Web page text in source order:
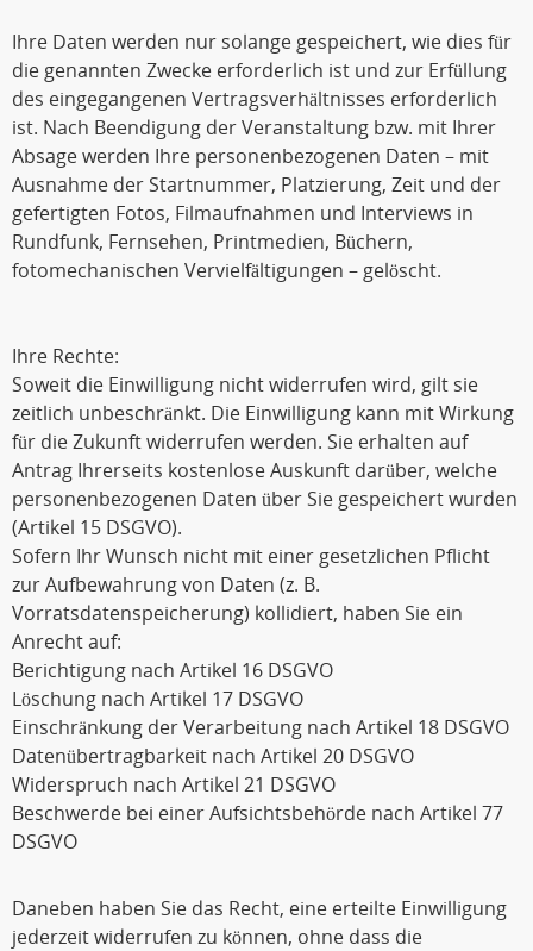
Ihre Daten werden nur solange gespeichert, wie dies für
die genannten Zwecke erforderlich ist und zur Erfüllung
des eingegangenen Vertragsverhältnisses erforderlich
ist. Nach Beendigung der Veranstaltung bzw. mit Ihrer
Absage werden Ihre personenbezogenen Daten – mit
Ausnahme der Startnummer, Platzierung, Zeit und der
gefertigten Fotos, Filmaufnahmen und Interviews in
Rundfunk, Fernsehen, Printmedien, Büchern,
fotomechanischen Vervielfältigungen – gelöscht.
Ihre Rechte:
Soweit die Einwilligung nicht widerrufen wird, gilt sie
zeitlich unbeschränkt. Die Einwilligung kann mit Wirkung
für die Zukunft widerrufen werden. Sie erhalten auf
Antrag Ihrerseits kostenlose Auskunft darüber, welche
personenbezogenen Daten über Sie gespeichert wurden
(Artikel 15 DSGVO).
Sofern Ihr Wunsch nicht mit einer gesetzlichen Pflicht
zur Aufbewahrung von Daten (z. B.
Vorratsdatenspeicherung) kollidiert, haben Sie ein
Anrecht auf:
Berichtigung nach Artikel 16 DSGVO
Löschung nach Artikel 17 DSGVO
Einschränkung der Verarbeitung nach Artikel 18 DSGVO
Datenübertragbarkeit nach Artikel 20 DSGVO
Widerspruch nach Artikel 21 DSGVO
Beschwerde bei einer Aufsichtsbehörde nach Artikel 77
DSGVO
Daneben haben Sie das Recht, eine erteilte Einwilligung
jederzeit widerrufen zu können, ohne dass die